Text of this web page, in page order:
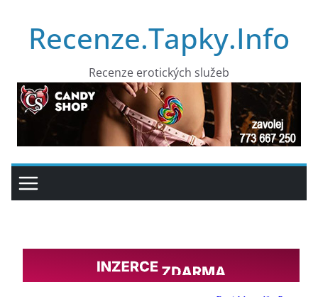
obsahRecenze.Tapky.Info
Recenze erotických služeb